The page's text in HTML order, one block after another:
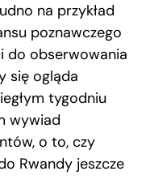
na przykład
poznawczego
do obserwowania
się ogląda
tygodniu
wywiad
o to, czy
Rwandy jeszcze